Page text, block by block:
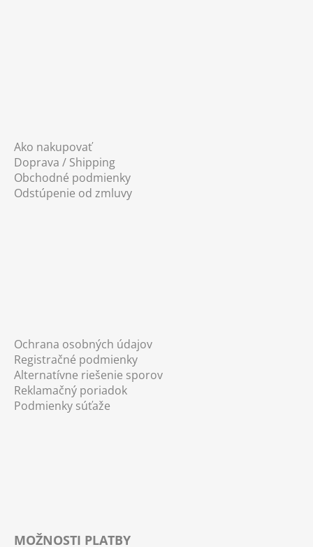
Ako nakupovať
Doprava / Shipping
Obchodné podmienky
Odstúpenie od zmluvy
Ochrana osobných údajov
Registračné podmienky
Alternatívne riešenie sporov
Reklamačný poriadok
Podmienky súťaže
MOŽNOSTI PLATBY